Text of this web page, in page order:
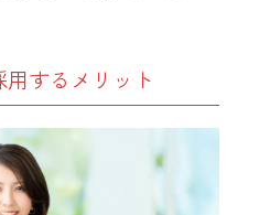
するメリット